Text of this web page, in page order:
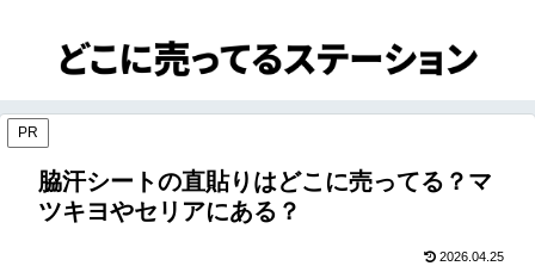
PR
脇汗シートの直貼りはどこに売ってる？マ
ツキヨやセリアにある？
2026.04.25